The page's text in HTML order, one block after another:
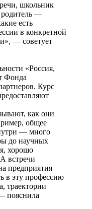
школьник
родитель —
есть
в конкретной
— советует
«Россия,
Фонда
Курс
как они
общее
— много
до научных
хорошо
встречи
предприятия
в эту профессию
траектории
пояснила